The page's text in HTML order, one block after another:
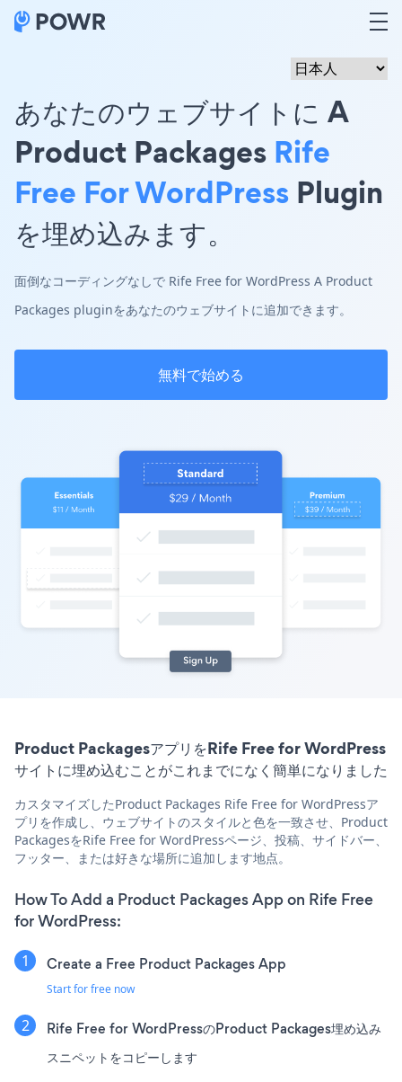
あなたのウェブサイトに A
Product Packages Rife
Free For WordPress Plugin
を埋め込みます。
面倒なコーディングなしで Rife Free for WordPress A Product
Packages pluginをあなたのウェブサイトに追加できます。
無料で始める
Product PackagesアプリをRife Free for WordPress
サイトに埋め込むことがこれまでになく簡単になりました
カスタマイズしたProduct Packages Rife Free for WordPressア
プリを作成し、ウェブサイトのスタイルと色を一致させ、Product
PackagesをRife Free for WordPressページ、投稿、サイドバー、
フッター、または好きな場所に追加します地点。
How To Add a Product Packages App on Rife Free
for WordPress:
Create a Free Product Packages App
Start for free now
Rife Free for WordPressのProduct Packages埋め込み
スニペットをコピーします